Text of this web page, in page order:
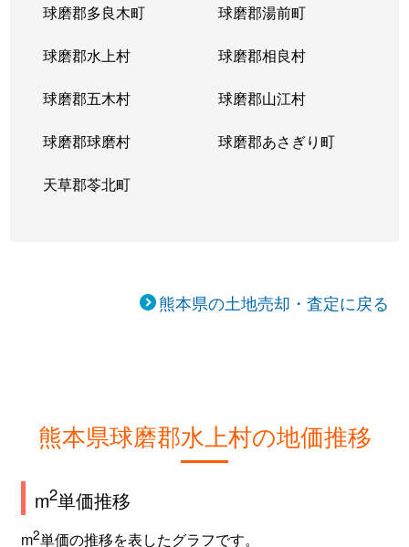
球磨郡多良木町 球磨郡湯前町
球磨郡水上村 球磨郡相良村
球磨郡五木村 球磨郡山江村
球磨郡球磨村 球磨郡あさぎり町
天草郡苓北町
熊本県の土地売却・査定に戻る
熊本県球磨郡水上村の地価推移
m2単価推移
m2単価の推移を表したグラフです。